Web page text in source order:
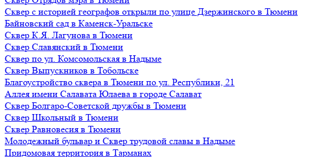
Сквер с историей географов открыли по улице Дзержинского в Тюмени
Байновский сад в Каменск-Уральске
Сквер К.Я. Лагунова в Тюмени
Сквер Славянский в Тюмени
Сквер по ул. Комсомольская в Надыме
Сквер Выпускников в Тобольске
Благоустройство сквера в Тюмени по ул. Республики, 21
Аллея имени Салавата Юлаева в городе Салават
Сквер Болгаро-Советской дружбы в Тюмени
Сквер Школьный в Тюмени
Сквер Равновесия в Тюмени
Молодежный бульвар и Сквер трудовой славы в Надыме
Придомовая территория в Тарманах